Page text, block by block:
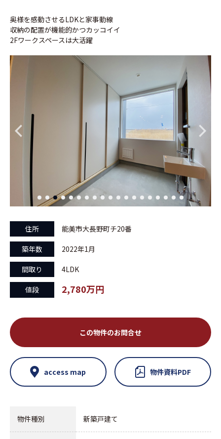
奥様を感動させるLDKと家事動線
収納の配置が機能的かつカッコイイ
2Fワークスペースは大活躍
住所 能美市大長野町チ20番
築年数 2022年1月
間取り 4LDK
値段 2,780万円
この物件のお問合せ
access map 物件資料PDF
物件種別 新築戸建て